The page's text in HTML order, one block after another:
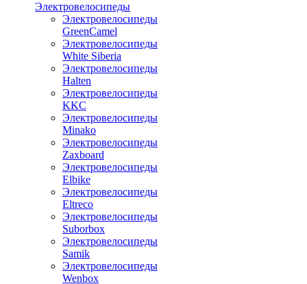
Электровелосипеды
Электровелосипеды
GreenCamel
Электровелосипеды
White Siberia
Электровелосипеды
Halten
Электровелосипеды
KKC
Электровелосипеды
Minako
Электровелосипеды
Zaxboard
Электровелосипеды
Elbike
Электровелосипеды
Eltreco
Электровелосипеды
Suborbox
Электровелосипеды
Samik
Электровелосипеды
Wenbox